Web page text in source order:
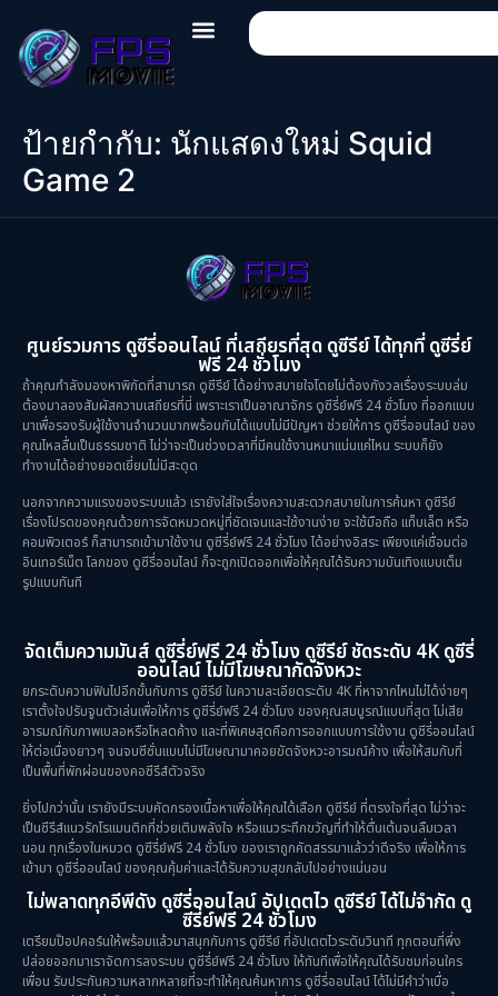
ป้ายกำกับ: นักแสดงใหม่ Squid
Game 2
ศูนย์รวมการ ดูซีรี่ออนไลน์ ที่เสถียรที่สุด ดูซีรีย์ ได้ทุกที่ ดูซีรี่ย์
ฟรี 24 ชั่วโมง
ถ้าคุณกำลังมองหาพิกัดที่สามารถ ดูซีรีย์ ได้อย่างสบายใจโดยไม่ต้องกังวลเรื่องระบบล่ม
ต้องมาลองสัมผัสความเสถียรที่นี่ เพราะเราเป็นอาณาจักร ดูซีรี่ย์ฟรี 24 ชั่วโมง ที่ออกแบบ
มาเพื่อรองรับผู้ใช้งานจำนวนมากพร้อมกันได้แบบไม่มีปัญหา ช่วยให้การ ดูซีรี่ออนไลน์ ของ
คุณไหลลื่นเป็นธรรมชาติ ไม่ว่าจะเป็นช่วงเวลาที่มีคนใช้งานหนาแน่นแค่ไหน ระบบก็ยัง
ทำงานได้อย่างยอดเยี่ยมไม่มีสะดุด
นอกจากความแรงของระบบแล้ว เรายังใส่ใจเรื่องความสะดวกสบายในการค้นหา ดูซีรีย์
เรื่องโปรดของคุณด้วยการจัดหมวดหมู่ที่ชัดเจนและใช้งานง่าย จะใช้มือถือ แท็บเล็ต หรือ
คอมพิวเตอร์ ก็สามารถเข้ามาใช้งาน ดูซีรี่ย์ฟรี 24 ชั่วโมง ได้อย่างอิสระ เพียงแค่เชื่อมต่อ
อินเทอร์เน็ต โลกของ ดูซีรี่ออนไลน์ ก็จะถูกเปิดออกเพื่อให้คุณได้รับความบันเทิงแบบเต็ม
รูปแบบทันที
จัดเต็มความมันส์ ดูซีรี่ย์ฟรี 24 ชั่วโมง ดูซีรีย์ ชัดระดับ 4K ดูซีรี่
ออนไลน์ ไม่มีโฆษณากัดจังหวะ
ยกระดับความฟินไปอีกขั้นกับการ ดูซีรีย์ ในความละเอียดระดับ 4K ที่หาจากไหนไม่ได้ง่ายๆ
เราตั้งใจปรับจูนตัวเล่นเพื่อให้การ ดูซีรี่ย์ฟรี 24 ชั่วโมง ของคุณสมบูรณ์แบบที่สุด ไม่เสีย
อารมณ์กับภาพเบลอหรือโหลดค้าง และที่พิเศษสุดคือการออกแบบการใช้งาน ดูซีรี่ออนไลน์
ให้ต่อเนื่องยาวๆ จนจบซีซั่นแบบไม่มีโฆษณามาคอยขัดจังหวะอารมณ์ค้าง เพื่อให้สมกับที่
เป็นพื้นที่พักผ่อนของคอซีรีส์ตัวจริง
ยิ่งไปกว่านั้น เรายังมีระบบคัดกรองเนื้อหาเพื่อให้คุณได้เลือก ดูซีรีย์ ที่ตรงใจที่สุด ไม่ว่าจะ
เป็นซีรีส์แนวรักโรแมนติกที่ช่วยเติมพลังใจ หรือแนวระทึกขวัญที่ทำให้ตื่นเต้นจนลืมเวลา
นอน ทุกเรื่องในหมวด ดูซีรี่ย์ฟรี 24 ชั่วโมง ของเราถูกคัดสรรมาแล้วว่าดีจริง เพื่อให้การ
เข้ามา ดูซีรี่ออนไลน์ ของคุณคุ้มค่าและได้รับความสุขกลับไปอย่างแน่นอน
ไม่พลาดทุกอีพีดัง ดูซีรี่ออนไลน์ อัปเดตไว ดูซีรีย์ ได้ไม่จำกัด ดู
ซีรี่ย์ฟรี 24 ชั่วโมง
เตรียมป๊อปคอร์นให้พร้อมแล้วมาสนุกกับการ ดูซีรีย์ ที่อัปเดตไวระดับวินาที ทุกตอนที่พึ่ง
ปล่อยออกมาเราจัดการลงระบบ ดูซีรี่ย์ฟรี 24 ชั่วโมง ให้ทันทีเพื่อให้คุณได้รับชมก่อนใคร
เพื่อน รับประกันความหลากหลายที่จะทำให้คุณค้นหาการ ดูซีรี่ออนไลน์ ได้ไม่มีคำว่าเบื่อ